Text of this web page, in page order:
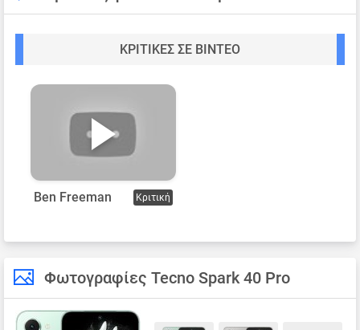
ΚΡΙΤΙΚΈΣ ΣΕ ΒΊΝΤΕΟ
Ben Freeman Κριτική
Φωτογραφίες Tecno Spark 40 Pro